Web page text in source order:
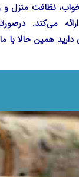
نظافت منزل و
می‌کند.
همین حالا با